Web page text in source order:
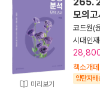
미리보기
모의
코드원(
시대인
책소개
양탄자배